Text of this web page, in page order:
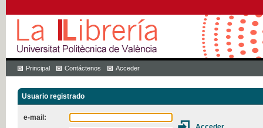
Principal Contáctenos Acceder
Usuario registrado
e-mail: